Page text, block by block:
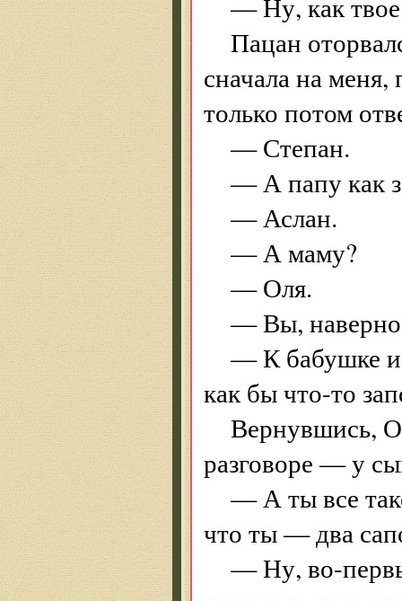
Пацан
сначала на
только потом
— Степан.
— А папу как
— Аслан.
— А маму?
— Оля.
— Вы,
— К бабушке и
как бы что-то
Вернувшись,
разговоре — у
— А ты все
что ты — два
— Ну, во-